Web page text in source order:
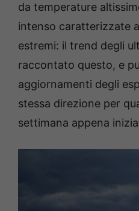
da temperature
intenso caratterizzate
estremi: il trend degli
raccontato questo, e
aggiornamenti degli
stessa direzione per
settimana appena